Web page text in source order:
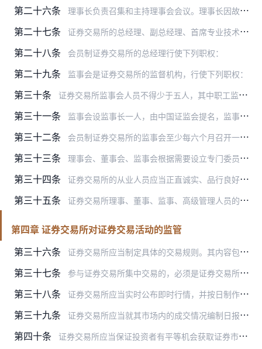
第二十六条 理事长负责召集和主持理事会会议。理事长因故临时不能履行职责时，由副理事长或者其他理事代其履行职责。
第二十七条 证券交易所的总经理、副总经理、首席专业技术管理人员每届任期三年。总经理由中国证监会任免。副总经理按照中国证监会相关规定任免或者聘任。
第二十八条 会员制证券交易所的总经理行使下列职权：
第二十九条 监事会是证券交易所的监督机构，行使下列职权：
第三十条 证券交易所监事会人员不得少于五人，其中职工监事不得少于两名，专职监事不得少于一名。
第三十一条 监事会设监事长一人，由中国证监会提名，监事会通过。
第三十二条 会员制证券交易所的监事会至少每六个月召开一次会议。监事长、三分之一以上监事可以提议召开临时监事会会议。监事会决议应当经半数以上监事通过。
第三十三条 理事会、董事会、监事会根据需要设立专门委员会。各专门委员会的职责、任期和人员组成等事项，由证券交易所章程具体规定。
第三十四条 证券交易所的从业人员应当正直诚实、品行良好、具备履行职责所必需的专业知识与能力。因违法行为或者违纪行为被开除的证券交易场所、证券公司、证券登记结算机构、证券服务…
第三十五条 证券交易所理事、董事、监事、高级管理人员的产生、聘任有不正当情况，或者前述人员在任期内有违反法律、行政法规、部门规章和证券交易所章程、业务规则的行为，或者由于其…
第四章 证券交易所对证券交易活动的监管
第三十六条
证券交易所应当制定具体的交易规则。其内容包括：
第三十七条 参与证券交易所集中交易的，必须是证券交易所的会员，非会员不得直接参与股票的集中交易。会员应当依据证券交易所相关业务规则，对客户证券交易行为进行管理。
第三十八条 证券交易所应当实时公布即时行情，并按日制作证券市场行情表，记载并公布下列事项：
第三十九条 证券交易所应当就其市场内的成交情况编制日报表、周报表、月报表和年报表，并及时向市场公布。
第四十条 证券交易所应当保证投资者有平等机会获取证券市场的交易行情和其他公开披露的信息，并有平等的交易机会。